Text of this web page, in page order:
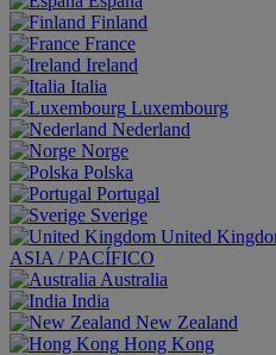
Finland
France
Ireland
Italia
Luxembourg
Nederland
Norge
Polska
Portugal
Sverige
United
ASIA / PACÍFICO
Australia
India
New Zealand
Hong Kong